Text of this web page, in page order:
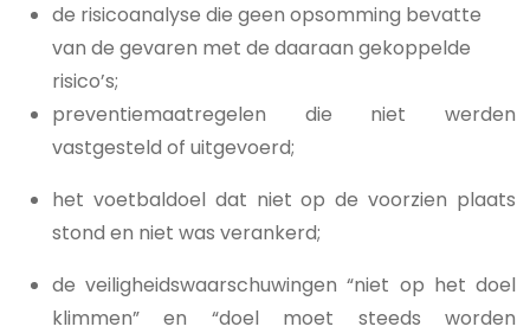
de risicoanalyse die geen opsomming bevatte
van de gevaren met de daaraan gekoppelde
risico’s;
preventiemaatregelen die niet werden
vastgesteld of uitgevoerd;
het voetbaldoel dat niet op de voorzien plaats
stond en niet was verankerd;
de veiligheidswaarschuwingen “niet op het doel
klimmen” en “doel moet steeds worden